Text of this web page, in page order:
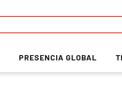
PRESENCIA GLOBAL